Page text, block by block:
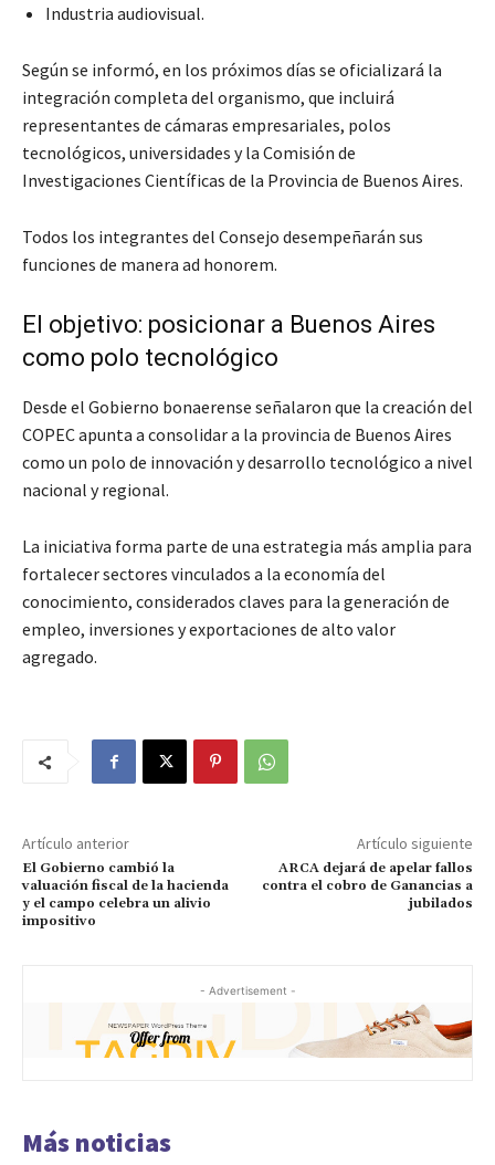
Industria audiovisual.
Según se informó, en los próximos días se oficializará la
integración completa del organismo, que incluirá
representantes de cámaras empresariales, polos
tecnológicos, universidades y la Comisión de
Investigaciones Científicas de la Provincia de Buenos Aires.
Todos los integrantes del Consejo desempeñarán sus
funciones de manera ad honorem.
El objetivo: posicionar a Buenos Aires
como polo tecnológico
Desde el Gobierno bonaerense señalaron que la creación del
COPEC apunta a consolidar a la provincia de Buenos Aires
como un polo de innovación y desarrollo tecnológico a nivel
nacional y regional.
La iniciativa forma parte de una estrategia más amplia para
fortalecer sectores vinculados a la economía del
conocimiento, considerados claves para la generación de
empleo, inversiones y exportaciones de alto valor
agregado.
Artículo anterior
El Gobierno cambió la
valuación fiscal de la hacienda
y el campo celebra un alivio
impositivo
Artículo siguiente
ARCA dejará de apelar fallos
contra el cobro de Ganancias a
jubilados
- Advertisement -
Más noticias